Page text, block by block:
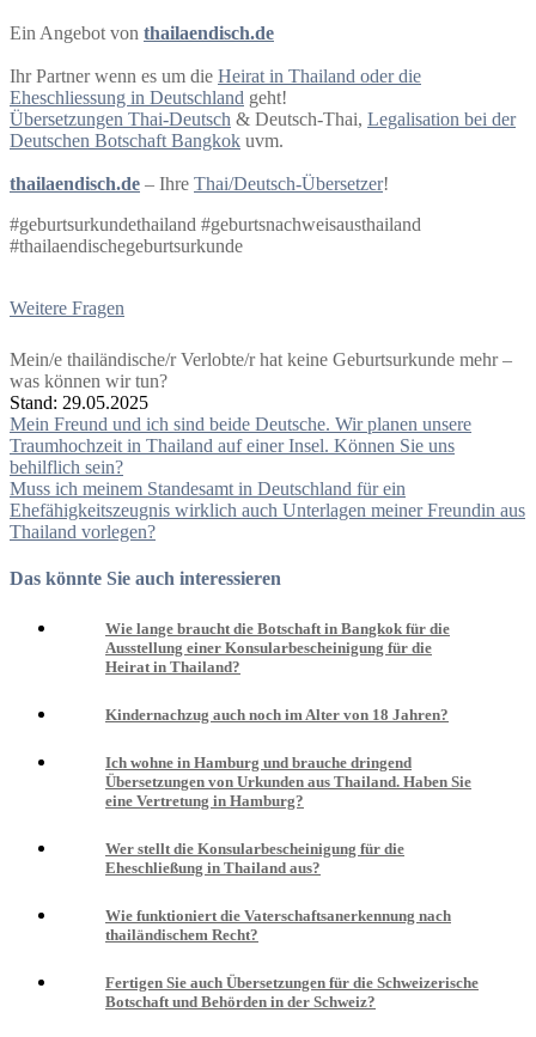
Ein Angebot von thailaendisch.de
Ihr Partner wenn es um die Heirat in Thailand oder die
Eheschliessung in Deutschland geht!
Übersetzungen Thai-Deutsch & Deutsch-Thai, Legalisation bei der
Deutschen Botschaft Bangkok uvm.
thailaendisch.de – Ihre Thai/Deutsch-Übersetzer!
#geburtsurkundethailand #geburtsnachweisausthailand
#thailaendischegeburtsurkunde
Weitere Fragen
Mein/e thailändische/r Verlobte/r hat keine Geburtsurkunde mehr –
was können wir tun?
Stand: 29.05.2025
Beitragsnavigation
Mein Freund und ich sind beide Deutsche. Wir planen unsere
Traumhochzeit in Thailand auf einer Insel. Können Sie uns
behilflich sein?
Muss ich meinem Standesamt in Deutschland für ein
Ehefähigkeitszeugnis wirklich auch Unterlagen meiner Freundin aus
Thailand vorlegen?
Das könnte Sie auch interessieren
Wie lange braucht die Botschaft in Bangkok für die
Ausstellung einer Konsularbescheinigung für die
Heirat in Thailand?
Kindernachzug auch noch im Alter von 18 Jahren?
Ich wohne in Hamburg und brauche dringend
Übersetzungen von Urkunden aus Thailand. Haben Sie
eine Vertretung in Hamburg?
Wer stellt die Konsularbescheinigung für die
Eheschließung in Thailand aus?
Wie funktioniert die Vaterschaftsanerkennung nach
thailändischem Recht?
Fertigen Sie auch Übersetzungen für die Schweizerische
Botschaft und Behörden in der Schweiz?